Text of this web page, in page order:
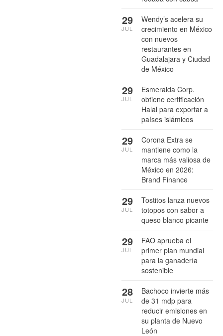
Wendy’s acelera su
crecimiento en México
con nuevos
restaurantes en
Guadalajara y Ciudad
de México
29
JUL
Esmeralda Corp.
obtiene certificación
Halal para exportar a
países islámicos
29
JUL
Corona Extra se
mantiene como la
marca más valiosa de
México en 2026:
Brand Finance
29
JUL
Tostitos lanza nuevos
totopos con sabor a
queso blanco picante
29
JUL
FAO aprueba el
primer plan mundial
para la ganadería
sostenible
29
JUL
Bachoco invierte más
de 31 mdp para
reducir emisiones en
su planta de Nuevo
León
28
JUL